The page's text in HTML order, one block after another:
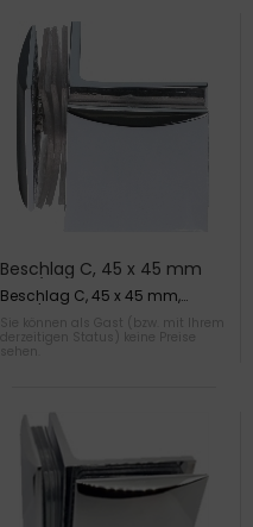
Beschlag C, 45 x 45 mm
Glas/Glas
Beschlag C, 45 x 45 mm,
Sie können als Gast (bzw. mit Ihrem
derzeitigen Status) keine Preise